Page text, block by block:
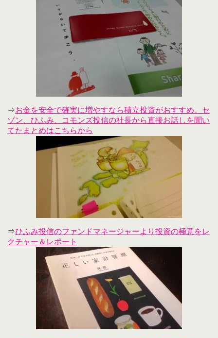
⇒お金を安全で確実に増やすなら積立投資がおすすめ。セ
ゾン、ひふみ、コモンズ投信の社長から直接お話しを聞い
てたまとめはこちらから
⇒ひふみ投信のファンドマネージャーより投資の極意をレ
クチャー＆レポート